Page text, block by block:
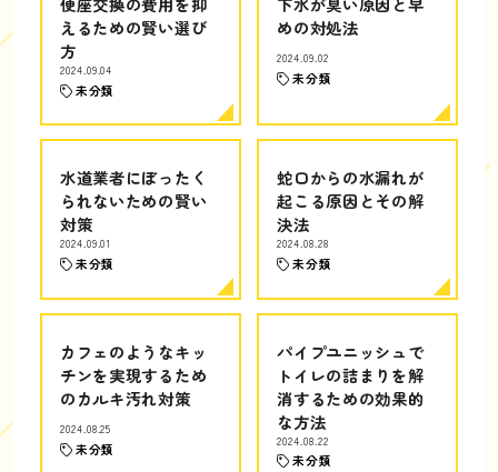
えるための賢い選び
方
2024.09.04
未分類
めの対処法
2024.09.02
未分類
水道業者にぼったく
られないための賢い
対策
2024.09.01
未分類
蛇口からの水漏れが
起こる原因とその解
決法
2024.08.28
未分類
カフェのようなキッ
チンを実現するため
のカルキ汚れ対策
2024.08.25
未分類
パイプユニッシュで
トイレの詰まりを解
消するための効果的
な方法
2024.08.22
未分類